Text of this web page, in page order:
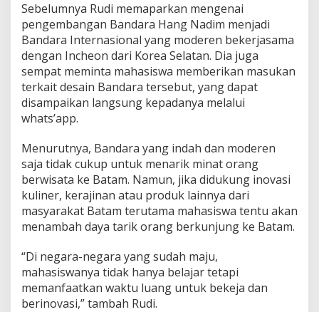
Sebelumnya Rudi memaparkan mengenai
pengembangan Bandara Hang Nadim menjadi
Bandara Internasional yang moderen bekerjasama
dengan Incheon dari Korea Selatan. Dia juga
sempat meminta mahasiswa memberikan masukan
terkait desain Bandara tersebut, yang dapat
disampaikan langsung kepadanya melalui
whats’app.
Menurutnya, Bandara yang indah dan moderen
saja tidak cukup untuk menarik minat orang
berwisata ke Batam. Namun, jika didukung inovasi
kuliner, kerajinan atau produk lainnya dari
masyarakat Batam terutama mahasiswa tentu akan
menambah daya tarik orang berkunjung ke Batam.
“Di negara-negara yang sudah maju,
mahasiswanya tidak hanya belajar tetapi
memanfaatkan waktu luang untuk bekeja dan
berinovasi,” tambah Rudi.